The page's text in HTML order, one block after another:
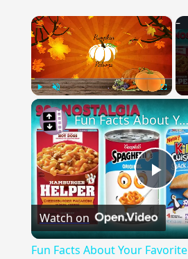
×
Play Unmute
Fun Facts About Your Favorite 90s Foods
Watch on
Fun Facts About Your